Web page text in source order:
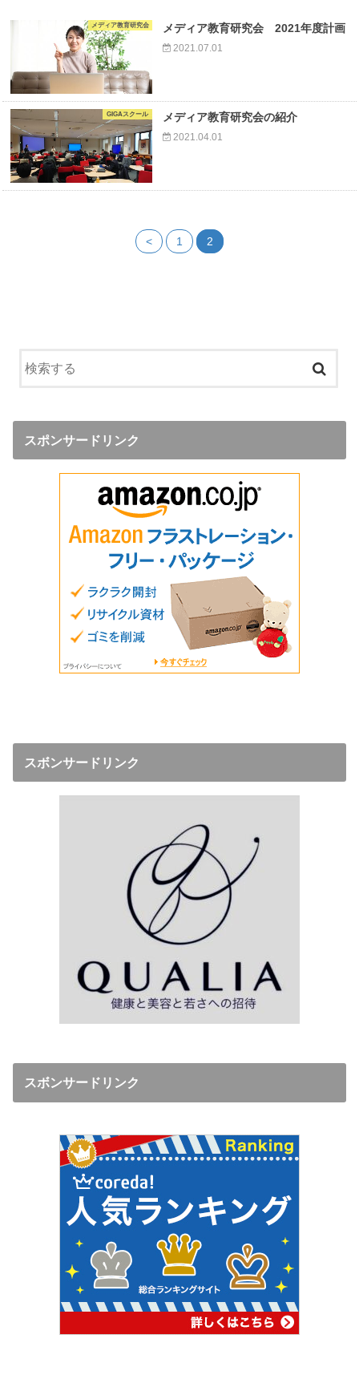
メディア教育研究会 メディア教育研究会 2021年度計画
2021.07.01
GIGAスクール メディア教育研究会の紹介
2021.04.01
< 1 2
スポンサードリンク
スボンサードリンク
スボンサードリンク